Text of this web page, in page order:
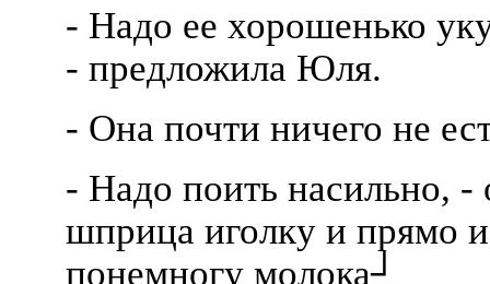
- Надо ее хорошенько
- предложила Юля.
- Она почти ничего не
- Надо поить насильно,
шприца иголку и прямо
понемногу молока┘